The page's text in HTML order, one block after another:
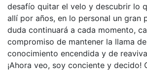
desafío quitar el velo y descubrir lo
allí por años, en lo personal un gran
duda continuará a cada momento,
compromiso de mantener la llama
conocimiento encendida y de
¡Ahora veo, soy conciente y decido!